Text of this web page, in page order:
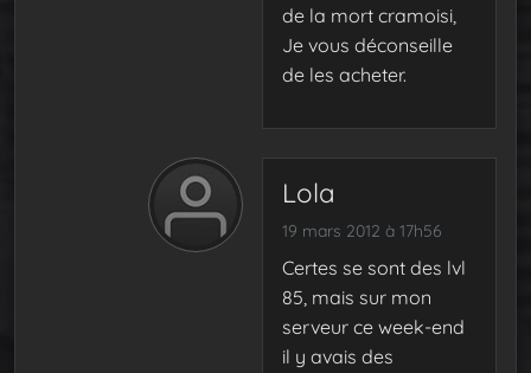
de la mort cramoisi,
Je vous déconseille
de les acheter.
Lola
19 mars 2012 à 17h56
Certes se sont des lvl
85, mais sur mon
serveur ce week-end
il y avais des